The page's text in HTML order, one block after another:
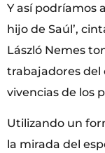
Y así podríamos
hijo de Saúl’,
László Nemes
trabajadores del
vivencias de los
Utilizando un
la mirada del